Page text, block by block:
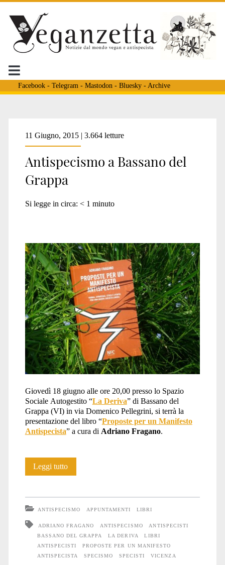
Facebook- Telegram - Mastodon - Bluesky- Archive
Tag:
<span>la
deriva</span>
11 Giugno, 2015 | 3.664 letture
Antispecismo a Bassano del
Grappa
Si legge in circa: < 1 minuto
Giovedì 18 giugno alle ore 20,00 presso lo Spazio
Sociale Autogestito “La Deriva” di Bassano del
Grappa (VI) in via Domenico Pellegrini, si terrà la
presentazione del libro “Proposte per un Manifesto
Antispecista” a cura di Adriano Fragano.
Leggi tuttoAntispecismo
Grappa
ANTISPECISMO APPUNTAMENTI LIBRI
ADRIANO FRAGANO ANTISPECISMO
ANTISPECISTI
BASSANO DEL GRAPPA
LA DERIVA
LIBRI
ANTISPECISTI
PROPOSTE PER UN MANIFESTO
ANTISPECISTA
SPECISMO SPECISTI VICENZA